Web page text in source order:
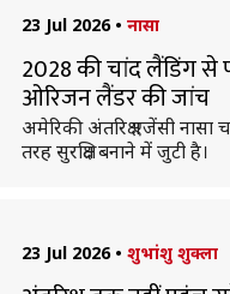
23 Jul 2026 • नासा
2028 की चांद लैंडिंग
ओरिजन लैंडर की जांच
अमेरिकी अंतरिक्ष एजेंसी नासा
तरह सुरक्षित बनाने में जुटी है।
23 Jul 2026 • शुभांशु शुक्ला